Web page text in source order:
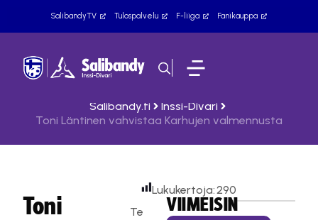
SalibandyTV Tulospalvelu F-liiga Fanikauppa
Salibandy.fi
Inssi-Divari
Toni Läntinen vahvistaa Karhujen valmennusta
Toni
Te
Lukukertoja:290
VIIMEISIN